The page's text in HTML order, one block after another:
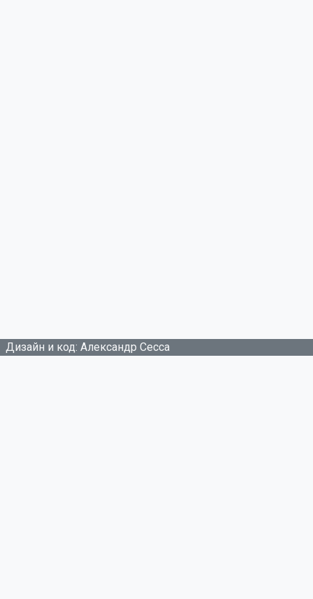
Дизайн и код: Александр Сесса